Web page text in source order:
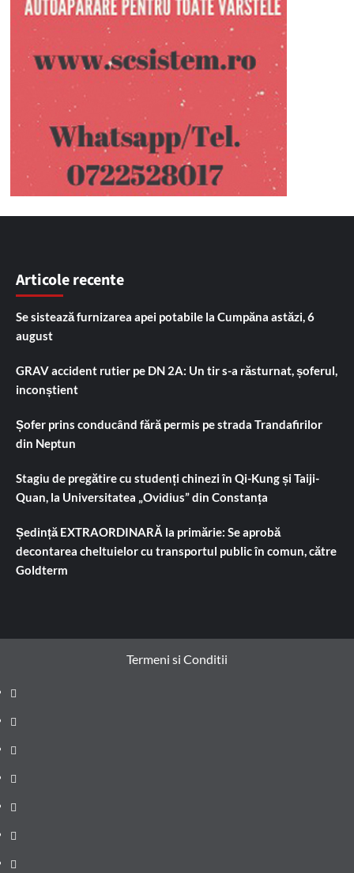
Articole recente
Se sistează furnizarea apei potabile la Cumpăna astăzi, 6
august
GRAV accident rutier pe DN 2A: Un tir s-a răsturnat, șoferul,
inconștient
Șofer prins conducând fără permis pe strada Trandafirilor
din Neptun
Stagiu de pregătire cu studenți chinezi în Qi-Kung și Taiji-
Quan, la Universitatea „Ovidius” din Constanța
Ședință EXTRAORDINARĂ la primărie: Se aprobă
decontarea cheltuielor cu transportul public în comun, către
Goldterm
Termeni si Conditii
Prima
pagină
Știri
de
ultima
Administrație
locală
Actualitate
Justiție
Cultura
Sănătate